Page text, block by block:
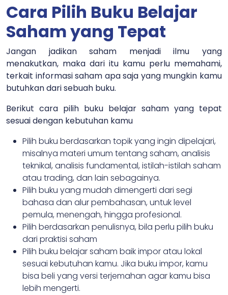
Cara Pilih Buku Belajar
Saham yang Tepat
Jangan jadikan saham menjadi ilmu yang
menakutkan, maka dari itu kamu perlu memahami,
terkait informasi saham apa saja yang mungkin kamu
butuhkan dari sebuah buku.
Berikut cara pilih buku belajar saham yang tepat
sesuai dengan kebutuhan kamu
Pilih buku berdasarkan topik yang ingin dipelajari,
misalnya materi umum tentang saham, analisis
teknikal, analisis fundamental, istilah-istilah saham
atau trading, dan lain sebagainya.
Pilih buku yang mudah dimengerti dari segi
bahasa dan alur pembahasan, untuk level
pemula, menengah, hingga profesional.
Pilih berdasarkan penulisnya, bila perlu pilih buku
dari praktisi saham
Pilih buku belajar saham baik impor atau lokal
sesuai kebutuhan kamu. Jika buku impor, kamu
bisa beli yang versi terjemahan agar kamu bisa
lebih mengerti.